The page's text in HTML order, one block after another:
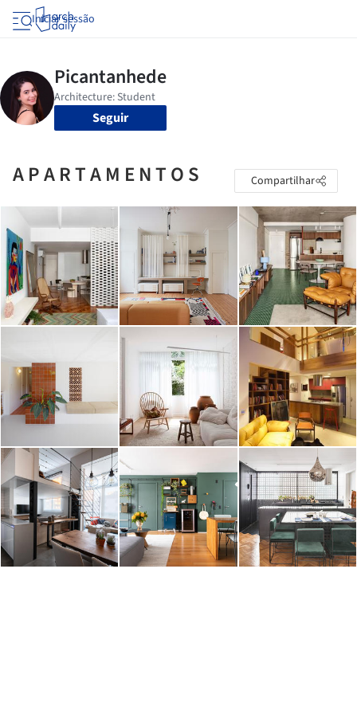
Iniciar sessão
Seguir
A P A R T A M E N T O S Compartilhar